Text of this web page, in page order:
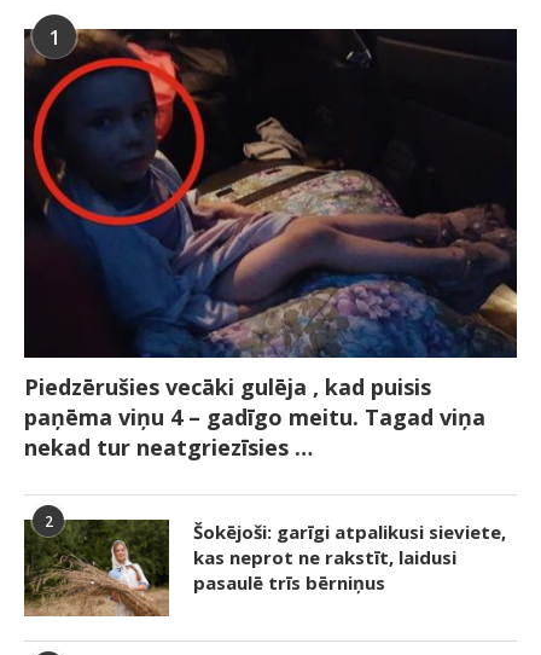
1
Piedzērušies vecāki gulēja , kad puisis
paņēma viņu 4 – gadīgo meitu. Tagad viņa
nekad tur neatgriezīsies …
2
Šokējoši: garīgi atpalikusi sieviete,
kas neprot ne rakstīt, laidusi
pasaulē trīs bērniņus